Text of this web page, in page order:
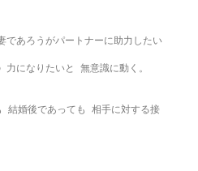
であろうがパートナーに助力したい
になりたいと 無意識に動く。
婚後であっても 相手に対する接